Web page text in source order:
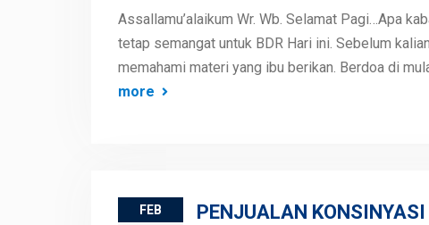
Assallamu’alaikum Wr. Wb. Selamat Pagi…Apa
tetap semangat untuk BDR Hari ini. Sebelum
memahami materi yang ibu berikan. Berdoa di
more
FEB PENJUALAN